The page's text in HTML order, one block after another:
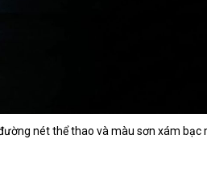
nét thể thao và màu sơn xám bạc